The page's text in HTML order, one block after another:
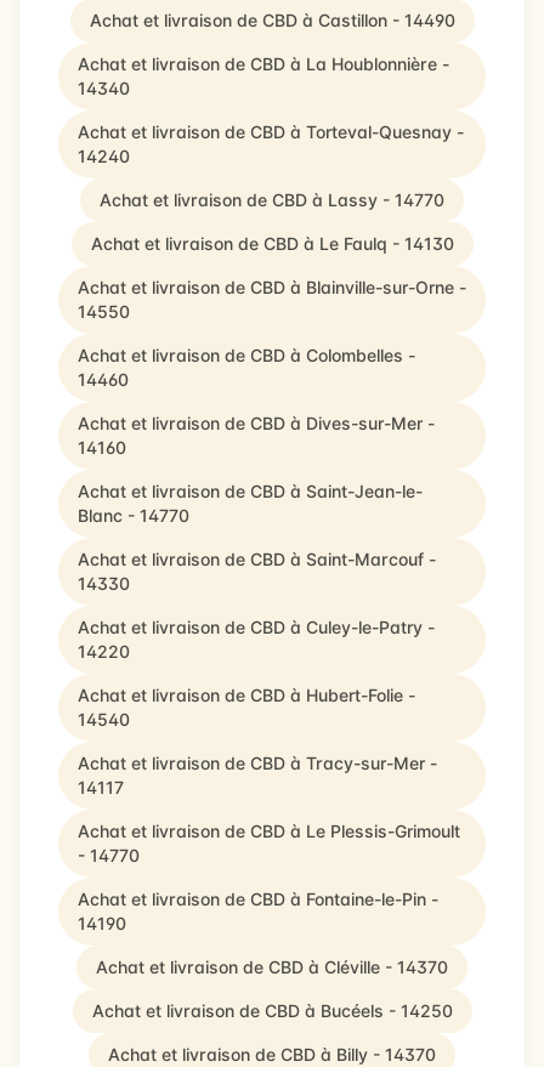
Achat et livraison de CBD à Castillon - 14490
Achat et livraison de CBD à La Houblonnière -
14340
Achat et livraison de CBD à Torteval-Quesnay -
14240
Achat et livraison de CBD à Lassy - 14770
Achat et livraison de CBD à Le Faulq - 14130
Achat et livraison de CBD à Blainville-sur-Orne -
14550
Achat et livraison de CBD à Colombelles -
14460
Achat et livraison de CBD à Dives-sur-Mer -
14160
Achat et livraison de CBD à Saint-Jean-le-
Blanc - 14770
Achat et livraison de CBD à Saint-Marcouf -
14330
Achat et livraison de CBD à Culey-le-Patry -
14220
Achat et livraison de CBD à Hubert-Folie -
14540
Achat et livraison de CBD à Tracy-sur-Mer -
14117
Achat et livraison de CBD à Le Plessis-Grimoult
- 14770
Achat et livraison de CBD à Fontaine-le-Pin -
14190
Achat et livraison de CBD à Cléville - 14370
Achat et livraison de CBD à Bucéels - 14250
Achat et livraison de CBD à Billy - 14370